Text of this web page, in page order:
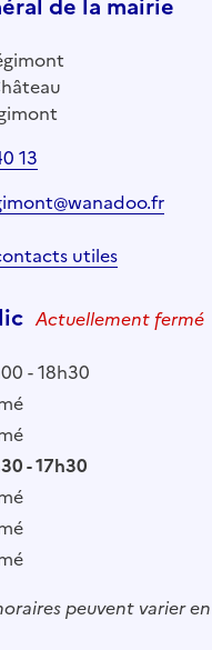
13
utiles
Actuellement fermé
- 18h30
- 17h30
peuvent varier